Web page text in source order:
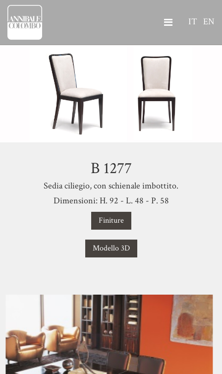
IT EN
B 1277
Sedia ciliegio, con schienale imbottito.
Dimensioni: H. 92 - L. 48 - P. 58
Finiture
Modello 3D